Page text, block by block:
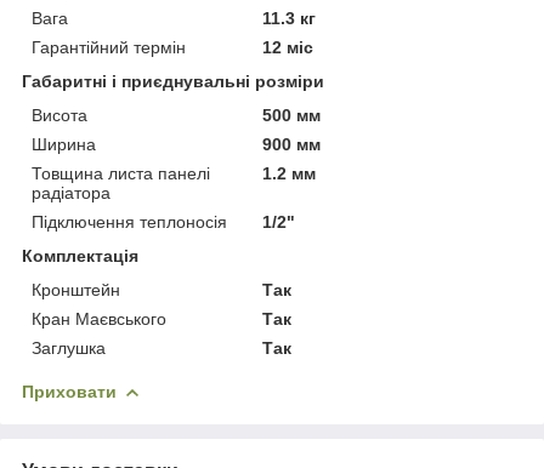
Вага
11.3 кг
Гарантійний термін
12 міс
Габаритні і приєднувальні розміри
Висота
500 мм
Ширина
900 мм
Товщина листа панелі
радіатора
1.2 мм
Підключення теплоносія
1/2"
Комплектація
Кронштейн
Так
Кран Маєвського
Так
Заглушка
Так
Приховати